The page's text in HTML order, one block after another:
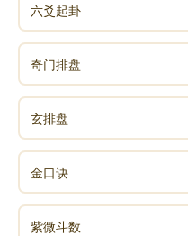
六爻起卦
奇门排盘
玄排盘
金口诀
紫微斗数